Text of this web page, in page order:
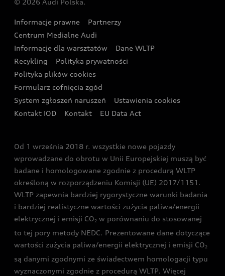
Wyszukaj najbliższego Partnera Audi
Oferta dla przedsiębiorców
Oferta dla klientów prywatnych
Kalkulator rat
Ubezpieczenie
Audi exclusive
Zasięg
Gwarancja
Akcje serwisowe Audi
Katalog online akcesoriów
Audi i Muzeum Sztuki Nowoczesnej w Warszawie
Audi driving experience
Audi quattro Cup
Audi i Puchar Świata w Skokach Narciarskich w
Zakopanem
© 2026 Audi Polska.
Informacje prawne
Partnerzy
Centrum Medialne Audi
Informacje dla warsztatów
Dane WLTP
Recykling
Polityka prywatności
Polityka plików cookies
Formularz cofnięcia zgód
System zgłoszeń naruszeń
Ustawienia cookies
Kontakt IOD
Kontakt EU Data Act
Od 1 września 2018 r. wszystkie nowe pojazdy
wprowadzane do obrotu w Unii Europejskiej muszą być
badane i homologowane zgodnie z procedurą WLTP
określoną w rozporządzeniu Komisji (UE) 2017/1151.
WLTP zapewnia bardziej rygorystyczne warunki badania
i bardziej realistyczne wartości zużycia paliwa/energii
elektrycznej i emisji CO2 w porównaniu do stosowanej
to tej pory metody NEDC. Prezentowane dane dotyczące
wartości zużycia paliwa/energii elektrycznej i emisji CO2
są danymi zgodnymi ze świadectwem homologacji typu
wyznaczonymi zgodnie z procedurą WLTP. Więcej